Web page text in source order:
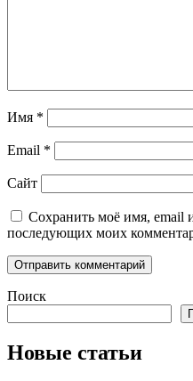
Имя *
Email *
Сайт
Сохранить моё имя, email
последующих моих
Поиск
Новые статьи